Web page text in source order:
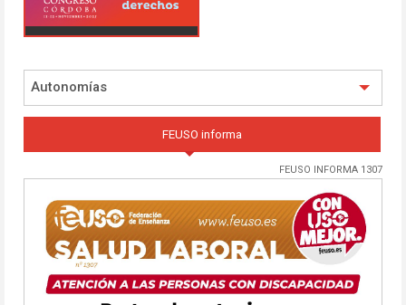
Autonomías
FEUSO informa
FEUSO INFORMA 1307